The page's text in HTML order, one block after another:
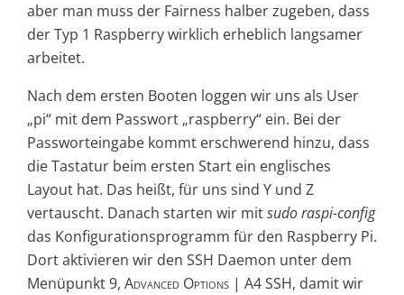
aber man muss der Fairness halber zugeben, dass
der Typ 1 Raspberry wirklich erheblich langsamer
arbeitet.
Nach dem ersten Booten loggen wir uns als User
„pi“ mit dem Passwort „raspberry“ ein. Bei der
Passworteingabe kommt erschwerend hinzu, dass
die Tastatur beim ersten Start ein englisches
Layout hat. Das heißt, für uns sind Y und Z
vertauscht. Danach starten wir mitsudo raspi-config
das Konfigurationsprogramm für den Rasp­berry Pi.
Dort aktivieren wir den SSH Daemon unter dem
Menüpunkt 9, Advanced Options | A4 SSH, damit wir